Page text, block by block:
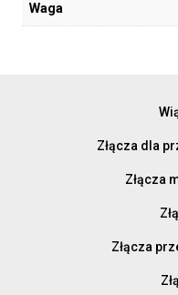
Waga
Złącza dla
Złącza
Złącza